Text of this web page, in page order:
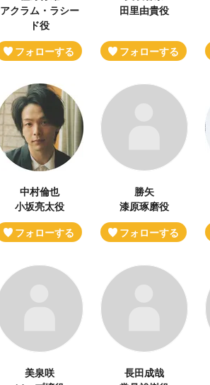
アクラム・ラシー
ド役
田里由貴役
中村倫也
小坂亮太役
勝矢
漆原琢磨役
美泉咲
長田成哉